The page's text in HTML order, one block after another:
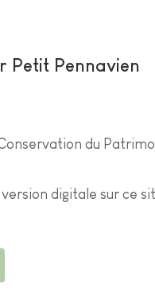
Petit Pennavien
du
digitale sur ce